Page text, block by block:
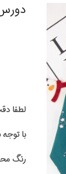
لطفا
با
رنگ محصولات